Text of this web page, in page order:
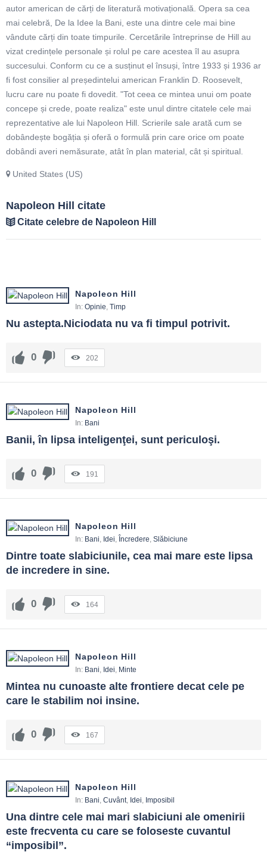
autor american de cărți de literatură motivațională. Opera sa cea
mai celebră, De la Idee la Bani, este una dintre cele mai bine
vândute cărți din toate timpurile. Cercetările întreprinse de Hill au
vizat credințele personale și rolul pe care acestea îl au asupra
succesului. Conform cu ce a susținut el însuși, între 1933 și 1936 ar
fi fost consilier al președintelui american Franklin D. Roosevelt,
lucru care nu poate fi dovedit. "Tot ceea ce mintea unui om poate
concepe și crede, poate realiza" este unul dintre citatele cele mai
reprezentative ale lui Napoleon Hill. Scrierile sale arată cum se
dobândește bogăția și oferă o formulă prin care orice om poate
dobândi averi nemăsurate, atât în plan material, cât și spiritual.
United States (US)
Napoleon Hill citate
Citate celebre de Napoleon Hill
Napoleon Hill
In: Opinie, Timp
Nu astepta.Niciodata nu va fi timpul potrivit.
0 202
Napoleon Hill
In: Bani
Banii, în lipsa inteligenţei, sunt periculoşi.
0 191
Napoleon Hill
In: Bani, Idei, Încredere, Slăbiciune
Dintre toate slabiciunile, cea mai mare este lipsa
de incredere in sine.
0 164
Napoleon Hill
In: Bani, Idei, Minte
Mintea nu cunoaste alte frontiere decat cele pe
care le stabilim noi insine.
0 167
Napoleon Hill
In: Bani, Cuvânt, Idei, Imposibil
Una dintre cele mai mari slabiciuni ale omenirii
este frecventa cu care se foloseste cuvantul
“imposibil”.